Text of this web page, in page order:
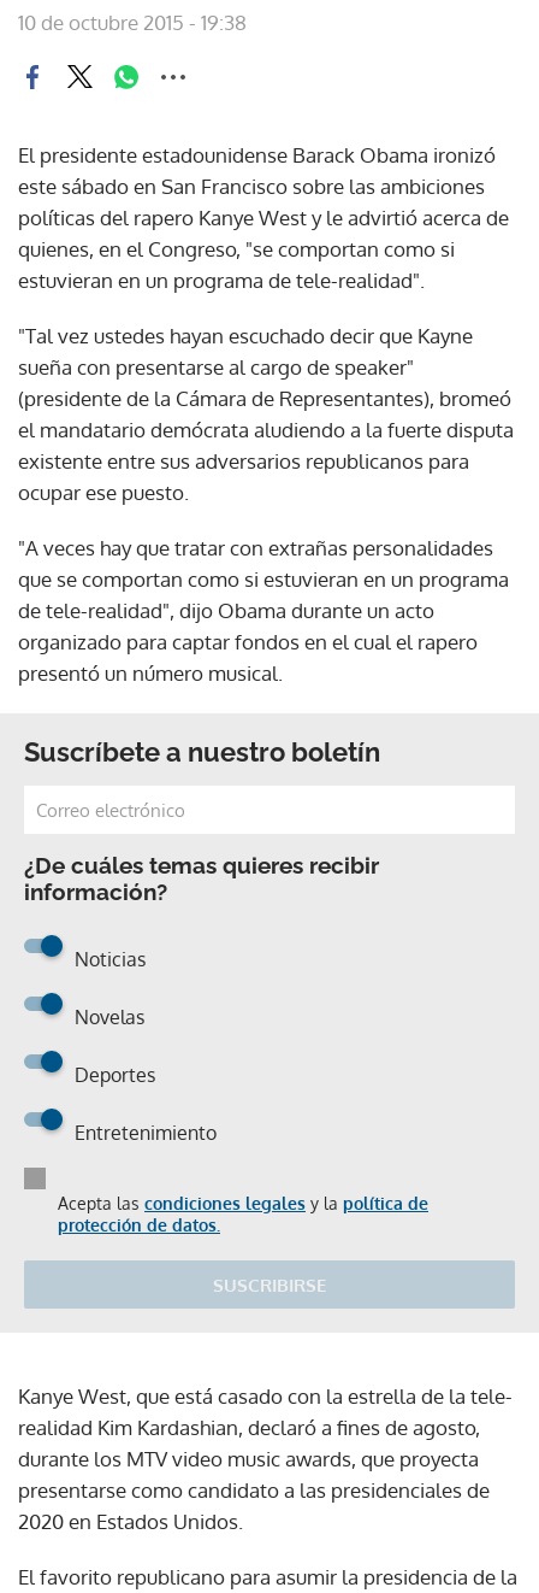
10 de octubre 2015 - 19:38
El presidente estadounidense Barack Obama ironizó
este sábado en San Francisco sobre las ambiciones
políticas del rapero Kanye West y le advirtió acerca de
quienes, en el Congreso, "se comportan como si
estuvieran en un programa de tele-realidad".
"Tal vez ustedes hayan escuchado decir que Kayne
sueña con presentarse al cargo de speaker"
(presidente de la Cámara de Representantes), bromeó
el mandatario demócrata aludiendo a la fuerte disputa
existente entre sus adversarios republicanos para
ocupar ese puesto.
"A veces hay que tratar con extrañas personalidades
que se comportan como si estuvieran en un programa
de tele-realidad", dijo Obama durante un acto
organizado para captar fondos en el cual el rapero
presentó un número musical.
Suscríbete a nuestro boletín
¿De cuáles temas quieres recibir
información?
Noticias
Novelas
Deportes
Entretenimiento
Acepta las condiciones legales y la política de
protección de datos.
SUSCRIBIRSE
Kanye West, que está casado con la estrella de la tele-
realidad Kim Kardashian, declaró a fines de agosto,
durante los MTV video music awards, que proyecta
presentarse como candidato a las presidenciales de
2020 en Estados Unidos.
El favorito republicano para asumir la presidencia de la